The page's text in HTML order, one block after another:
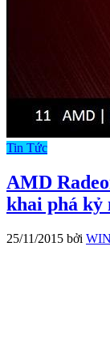
Tin Tức
AMD
khai phá kỷ
25/11/2015 bởi